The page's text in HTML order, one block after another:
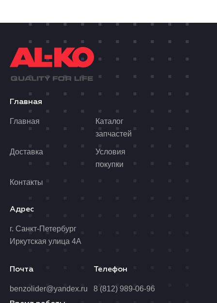
Главная
Главная
Каталог
запчастей
Доставка
Условия
покупки
Контакты
Адрес
г. Санкт-Петербург
Иркутская улица 4А
Почта
benzolider@yandex.ru
Телефон
8 (812) 989-06-96